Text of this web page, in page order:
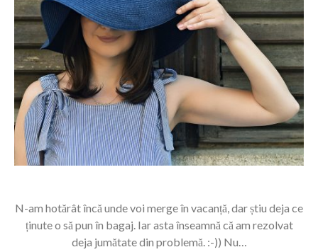
N-am hotărât încă unde voi merge în vacanță, dar știu deja ce
ținute o să pun în bagaj. Iar asta înseamnă că am rezolvat
deja jumătate din problemă. :-)) Nu…